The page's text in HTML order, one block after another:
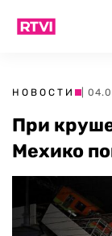
НОВОСТИ |
При
Мехико